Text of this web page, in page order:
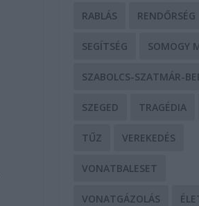
RABLÁS RENDŐRSÉG
SEGÍTSÉG SOMOGY
SZABOLCS-SZATMÁR-
SZEGED TRAGÉDIA
TŰZ VEREKEDÉS
VONATBALESET
VONATGÁZOLÁS